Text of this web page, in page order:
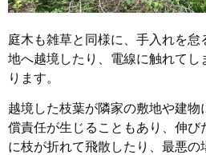
庭木も雑草と同様に、手入れを
地へ越境したり、電線に触れてし
ります。
越境した枝葉が隣家の敷地や建
償責任が生じることもあり、伸
に枝が折れて飛散したり、最悪の